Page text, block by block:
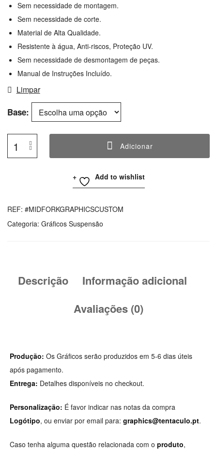
Sem necessidade de montagem.
Sem necessidade de corte.
Material de Alta Qualidade.
Resistente à água, Anti-riscos, Proteção UV.
Sem necessidade de desmontagem de peças.
Manual de Instruções Incluído.
Base
Limpar
Quantidade
Fork
Graphics
Adicionar
Add to wishlist
REF: #MIDFORKGRAPHICSCUSTOM
Categoria: Gráficos Suspensão
Descrição
Informação adicional
Avaliações (0)
Produção: Os Gráficos serão produzidos em 5-6 dias úteis
após pagamento.
Entrega: Detalhes disponíveis no checkout.
Personalização: É favor indicar nas notas da compra
Logótipo, ou enviar por email para: graphics@tentaculo.pt.
Caso tenha alguma questão relacionada com o produto,